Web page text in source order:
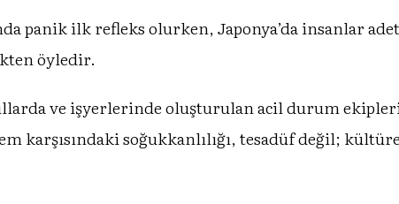
panik ilk refleks olurken, Japonya’da insanlar
öyledir.
ve işyerlerinde oluşturulan acil durum
karşısındaki soğukkanlılığı, tesadüf değil;